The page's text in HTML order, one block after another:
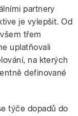
partnery
je vylepšit. Od
třem
uplatňovali
na kterých
definované
týče dopadů do